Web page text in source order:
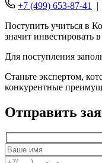
+7 (499) 653-87-41
|
Поступить учиться в
значит инвестировать
Для поступления
Станьте экспертом,
конкурентные
Отправить